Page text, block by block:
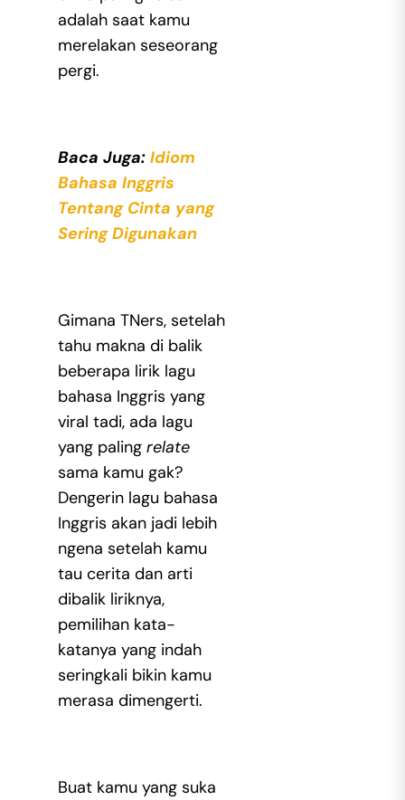
adalah saat kamu
merelakan seseorang
pergi.
Baca Juga: Idiom
Bahasa Inggris
Tentang Cinta yang
Sering Digunakan
Gimana TNers, setelah
tahu makna di balik
beberapa lirik lagu
bahasa Inggris yang
viral tadi, ada lagu
yang paling relate
sama kamu gak?
Dengerin lagu bahasa
Inggris akan jadi lebih
ngena setelah kamu
tau cerita dan arti
dibalik liriknya,
pemilihan kata-
katanya yang indah
seringkali bikin kamu
merasa dimengerti.
Buat kamu yang suka